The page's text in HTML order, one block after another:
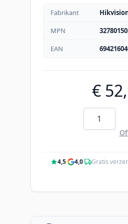
Fabrikant
MPN
EAN
€
Aantal
4,5· 4,0· Gratis